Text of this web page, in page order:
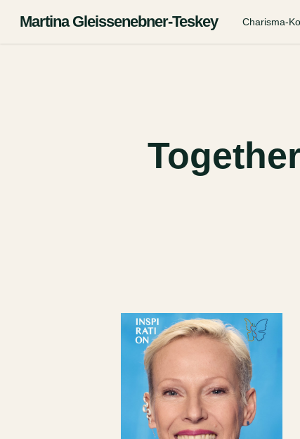
Hauptinhalt
springen
Martina Gleissenebner-Teskey Charisma-